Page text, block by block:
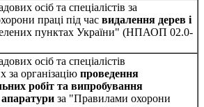
осіб та спеціалістів за
праці під час видалення дерев і
пунктах України" (НПАОП 02.0-
осіб та спеціалістів
за організацію проведення
робіт та випробування
апаратури за "Правилами охорони